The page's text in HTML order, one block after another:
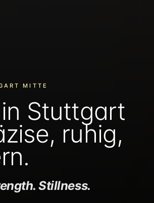
MITTE
Stuttgart
ruhig,
Stillness.